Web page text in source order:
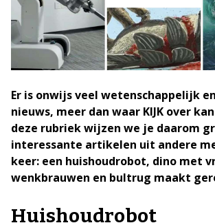
Er is onwijs veel wetenschappelijk
nieuws, meer dan waar KIJK over
deze rubriek wijzen we je daarom
interessante artikelen uit andere
keer: een huishoudrobot, dino met
wenkbrauwen en bultrug maakt
Huishoudrobot